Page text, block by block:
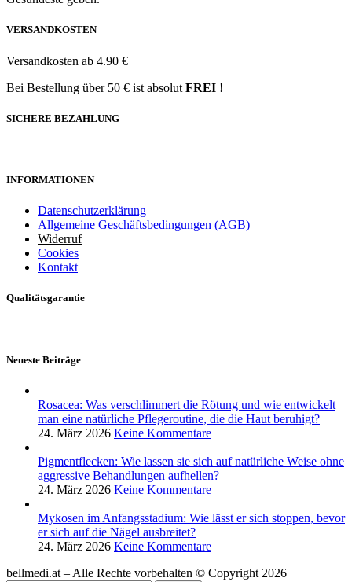
VERSANDKOSTEN
Versandkosten ab 4.90 €
Bei Bestellung über 50 € ist absolut FREI !
SICHERE BEZAHLUNG
INFORMATIONEN
Datenschutzerklärung
Allgemeine Geschäftsbedingungen (AGB)
Widerruf
Cookies
Kontakt
Qualitätsgarantie
Neueste Beiträge
Rosacea: Was verschlimmert die Rötung und wie entwickelt
man eine natürliche Pflegeroutine, die die Haut beruhigt?
24. März 2026 Keine Kommentare
Pigmentflecken: Wie lassen sie sich auf natürliche Weise ohne
aggressive Behandlungen aufhellen?
24. März 2026 Keine Kommentare
Mykosen im Anfangsstadium: Wie lässt er sich stoppen, bevor
er sich auf die Nägel ausbreitet?
24. März 2026 Keine Kommentare
bellmedi.at – Alle Rechte vorbehalten © Copyright 2026